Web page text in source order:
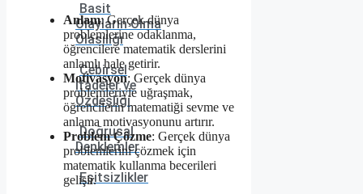
Basit
Olayların Olma
Olasılığı
Cebirsel
İfadeler ve
Özdeşliği
Doğrusal
Denklemler
Eşitsizlikler
Anlam: Gerçek dünya
problemlerine odaklanma,
öğrencilere matematik derslerini
anlamlı hale getirir.
Motivasyon: Gerçek dünya
problemleriyle uğraşmak,
öğrencilerin matematiği sevme ve
anlama motivasyonunu artırır.
Problem Çözme: Gerçek dünya
problemlerini çözmek için
matematik kullanma becerileri
gelişir.